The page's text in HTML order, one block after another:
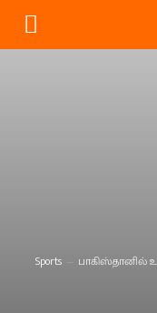
Sports பாகிஸ்தானில்